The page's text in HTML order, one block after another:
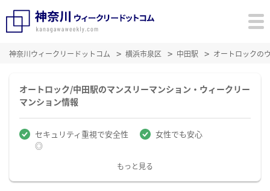
神奈川ウィークリードットコム 横浜市泉区 中田駅 オートロックの
オートロック/中田駅のマンスリーマンション・ウィークリー
マンション情報
セキュリティ重視で安全性
◎
女性でも安心
もっと見る